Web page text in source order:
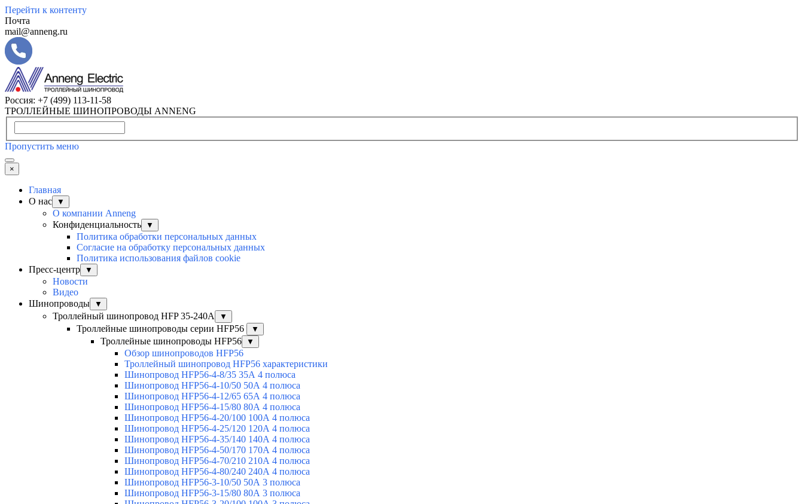
Перейти к контенту
Почта
mail@anneng.ru
Россия: +7 (499) 113-11-58
ТРОЛЛЕЙНЫЕ ШИНОПРОВОДЫ ANNENG
Пропустить меню
×
Главная
О нас
▼
О компании Anneng
Конфиденциальность
▼
Политика обработки персональных данных
Согласие на обработку персональных данных
Политика использования файлов cookie
Пресс-центр
▼
Новости
Видео
Шинопроводы
▼
Троллейный шинопровод HFP 35-240А ▼
Троллейные шинопроводы серии HFP56 ▼
Троллейные шинопроводы HFP56 ▼
Обзор шинопроводов HFP56
Троллейный шинопровод HFP56 характеристики
Шинопровод HFP56-4-8/35 35А 4 полюса
Шинопровод HFP56-4-10/50 50А 4 полюса
Шинопровод HFP56-4-12/65 65А 4 полюса
Шинопровод HFP56-4-15/80 80А 4 полюса
Шинопровод HFP56-4-20/100 100А 4 полюса
Шинопровод HFP56-4-25/120 120А 4 полюса
Шинопровод HFP56-4-35/140 140А 4 полюса
Шинопровод HFP56-4-50/170 170А 4 полюса
Шинопровод HFP56-4-70/210 210А 4 полюса
Шинопровод HFP56-4-80/240 240А 4 полюса
Шинопровод HFP56-3-10/50 50А 3 полюса
Шинопровод HFP56-3-15/80 80А 3 полюса